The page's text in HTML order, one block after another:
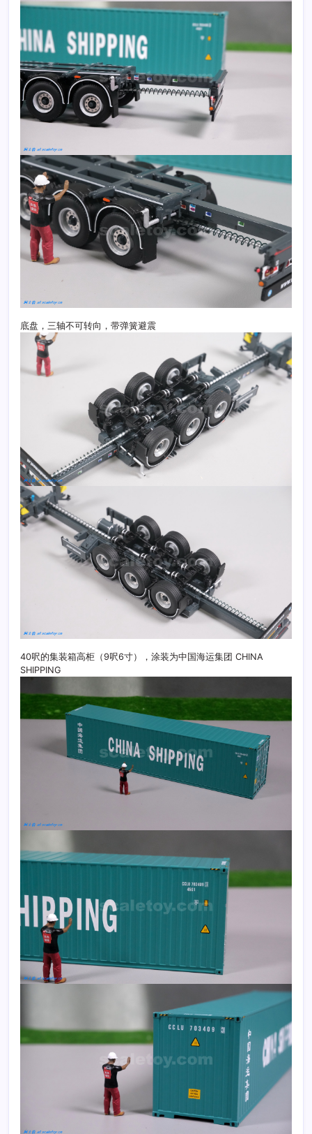
底盘，三轴不可转向，带弹簧避震
40呎的集装箱高柜（9呎6寸），涂装为中国海运集团 CHINA
SHIPPING